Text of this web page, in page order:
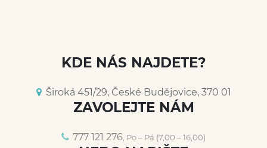
KDE NÁS NAJDETE?
Široká 451/29, České Budějovice, 370 01
ZAVOLEJTE NÁM
777 121 276 , Po – Pá (7,00 – 16,00)